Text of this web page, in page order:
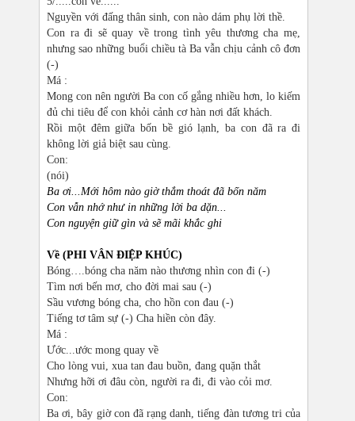
Nguyền với đấng thân sinh, con nào dám phụ lời thề.
Con ra đi sẽ quay về trong tình yêu thương cha mẹ,
nhưng sao những buổi chiều tà Ba vẫn chịu cảnh cô đơn
(-)
Má :
Mong con nên người Ba con cố gắng nhiều hơn, lo kiếm
đủ chi tiêu để con khỏi cảnh cơ hàn nơi đất khách.
Rồi một đêm giữa bốn bề gió lạnh, ba con đã ra đi
không lời giả biệt sau cùng.
Con:
(nói)
Ba ơi...Mới hôm nào giờ thắm thoát đã bốn năm
Con vẫn nhớ như in những lời ba dặn...
Con nguyện giữ gìn và sẽ mãi khắc ghi
Về (PHI VÂN ĐIỆP KHÚC)
Bóng….bóng cha năm nào thương nhìn con đi (-)
Tìm nơi bến mơ, cho đời mai sau (-)
Sầu vương bóng cha, cho hồn con đau (-)
Tiếng tơ tâm sự (-) Cha hiền còn đây.
Má :
Ước...ước mong quay về
Cho lòng vui, xua tan đau buồn, đang quặn thắt
Nhưng hỡi ơi đâu còn, người ra đi, đi vào cỏi mơ.
Con:
Ba ơi, bây giờ con đã rạng danh, tiếng đàn tương tri của